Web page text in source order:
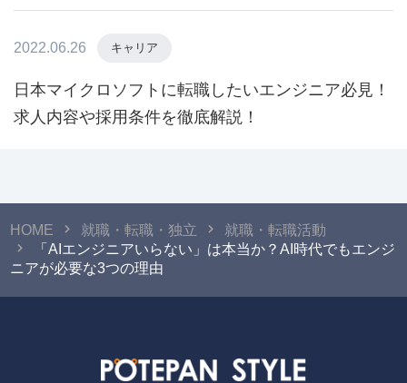
2022.06.26 キャリア
日本マイクロソフトに転職したいエンジニア必見！
求人内容や採用条件を徹底解説！
HOME 就職・転職・独立
就職・転職活動
「AIエンジニアいらない」は本当か？AI時代でもエンジ
ニアが必要な3つの理由